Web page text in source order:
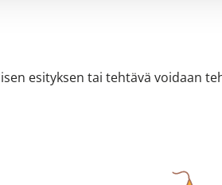
esityksen tai tehtävä voidaan